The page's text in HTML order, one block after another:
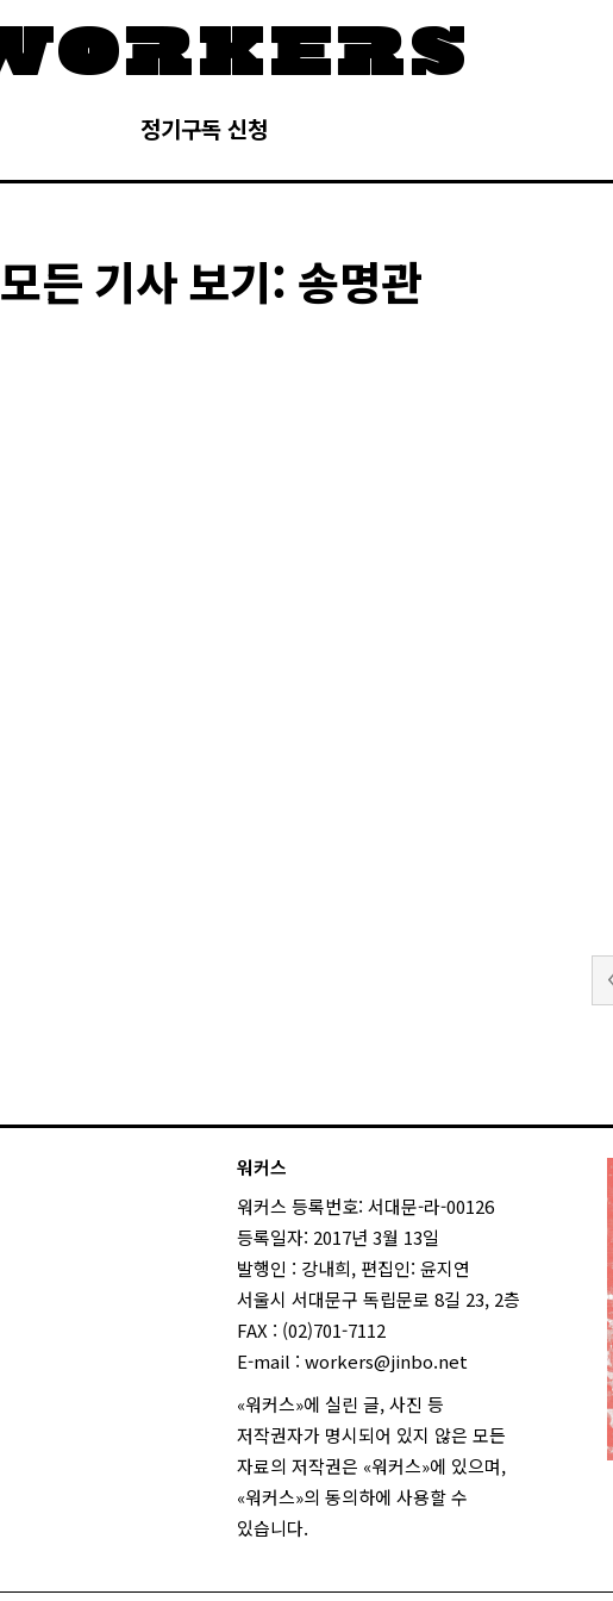
정기구독 신청
모든 기사 보기: 송명관
워커스
워커스 등록번호: 서대문-라-00126
등록일자: 2017년 3월 13일
발행인 : 강내희, 편집인: 윤지연
서울시 서대문구 독립문로 8길 23, 2층
FAX : (02)701-7112
E-mail : workers@jinbo.net
«워커스»에 실린 글, 사진 등
저작권자가 명시되어 있지 않은 모든
자료의 저작권은 «워커스»에 있으며,
«워커스»의 동의하에 사용할 수
있습니다.